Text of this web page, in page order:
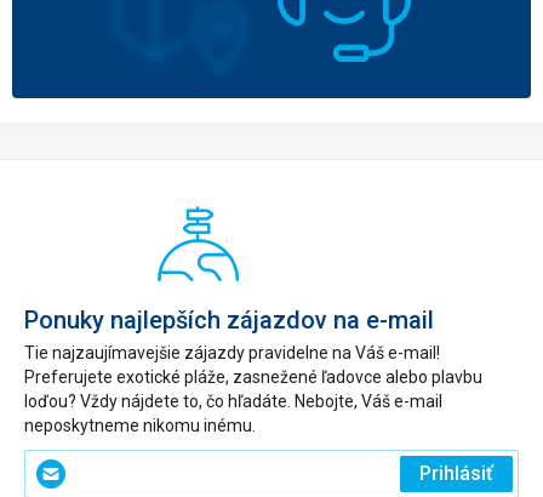
Ponuky najlepších zájazdov na e-mail
Tie najzaujímavejšie zájazdy pravidelne na Váš e-mail!
Preferujete exotické pláže, zasnežené ľadovce alebo plavbu
loďou? Vždy nájdete to, čo hľadáte. Nebojte, Váš e-mail
neposkytneme nikomu inému.
Zadajte
svoj
Prihlásiť